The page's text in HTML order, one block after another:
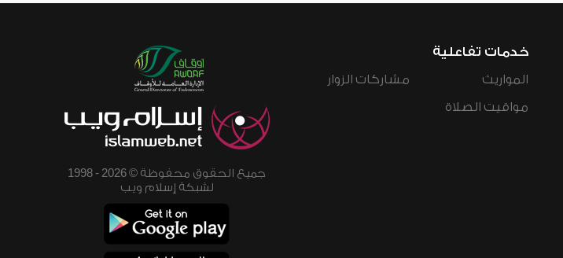
خدمات تفاعلية
المواريث
مواقيت الصلاة
مشاركات الزوار
جميع الحقوق محفوظة © 2026 - 1998
لشبكة إسلام ويب